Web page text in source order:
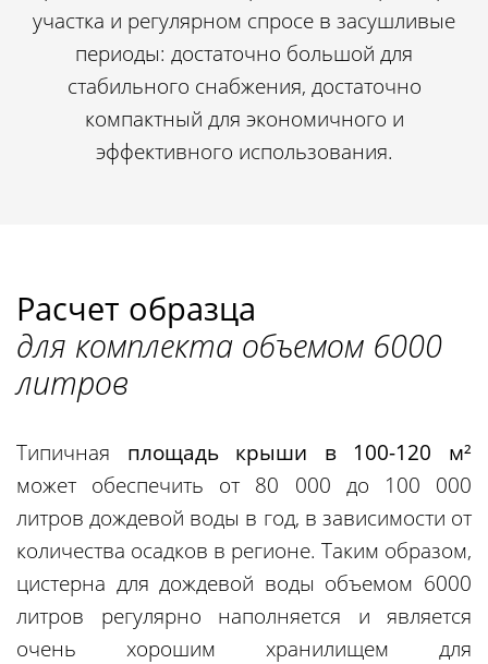
участка и регулярном спросе в засушливые
периоды: достаточно большой для
стабильного снабжения, достаточно
компактный для экономичного и
эффективного использования.
Расчет образца
для комплекта объемом 6000
литров
Типичная площадь крыши в 100-120 м²
может обеспечить от 80 000 до 100 000
литров дождевой воды в год, в зависимости от
количества осадков в регионе. Таким образом,
цистерна для дождевой воды объемом 6000
литров регулярно наполняется и является
очень хорошим хранилищем для